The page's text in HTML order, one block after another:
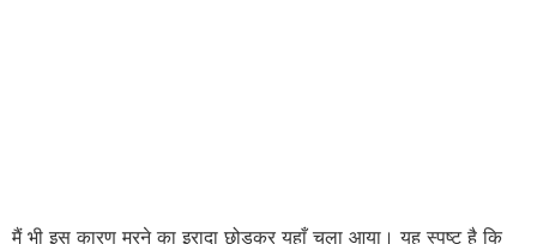
मैं भी इस कारण मरने का इरादा छोड़कर यहाँ चला आया। यह स्पष्ट है कि